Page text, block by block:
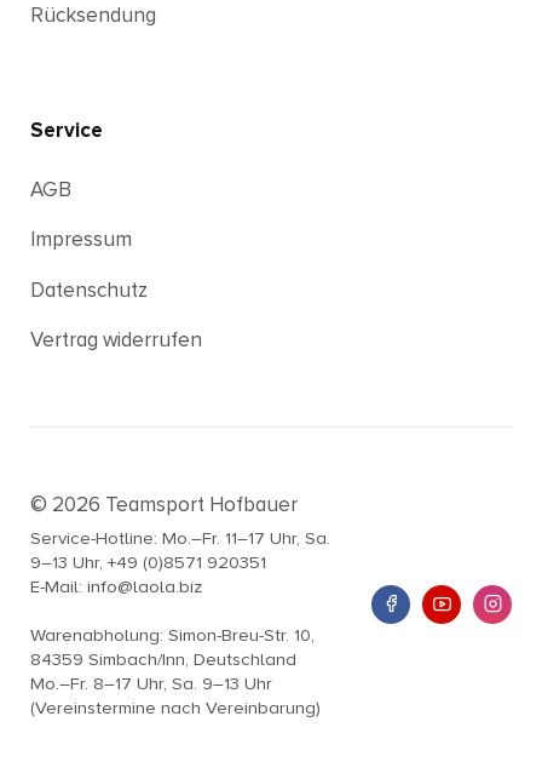
Rücksendung
Service
AGB
Impressum
Datenschutz
Vertrag widerrufen
© 2026 Teamsport Hofbauer
Service-Hotline: Mo.–Fr. 11–17 Uhr, Sa.
9–13 Uhr, +49 (0)8571 920351
E-Mail: info@laola.biz
Warenabholung: Simon-Breu-Str. 10,
84359 Simbach/Inn, Deutschland
Mo.–Fr. 8–17 Uhr, Sa. 9–13 Uhr
(Vereinstermine nach Vereinbarung)